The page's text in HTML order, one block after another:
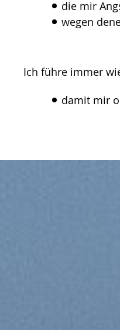
die mir
wegen
Ich führe immer
damit mir